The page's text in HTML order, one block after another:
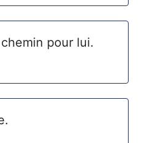
pour lui.